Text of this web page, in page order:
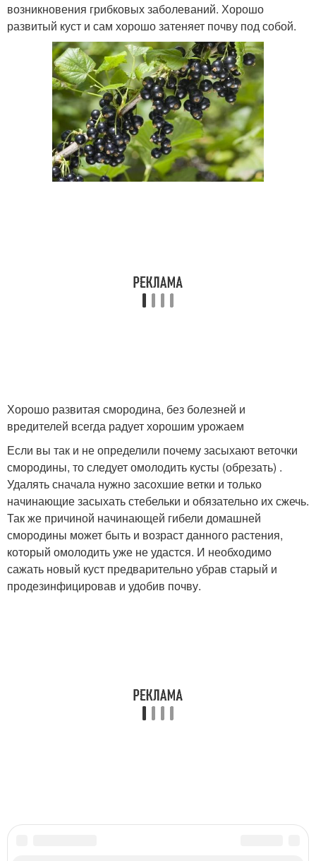
возникновения грибковых заболеваний. Хорошо
развитый куст и сам хорошо затеняет почву под собой.
Хорошо развитая смородина, без болезней и
вредителей всегда радует хорошим урожаем
Если вы так и не определили почему засыхают веточки
смородины, то следует омолодить кусты (обрезать) .
Удалять сначала нужно засохшие ветки и только
начинающие засыхать стебельки и обязательно их сжечь.
Так же причиной начинающей гибели домашней
смородины может быть и возраст данного растения,
который омолодить уже не удастся. И необходимо
сажать новый куст предварительно убрав старый и
продезинфицировав и удобив почву.